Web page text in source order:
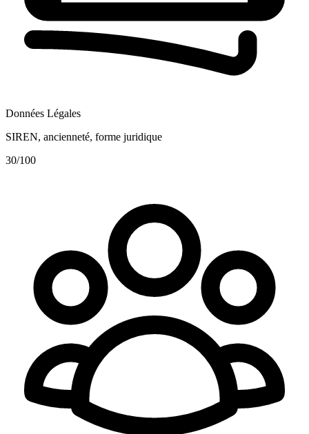
Données Légales
SIREN, ancienneté, forme juridique
30/100